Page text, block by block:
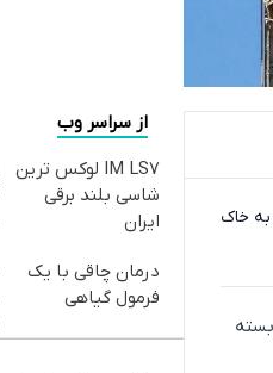
به خاک
از سراسر وب
IM LS7 لوکس ترین
شاسی بلند برقی
ایران
درمان چاقی با یک
فرمول گیاهی